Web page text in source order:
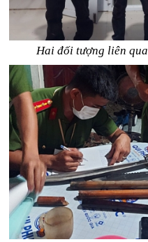
Hai đối tượng liên